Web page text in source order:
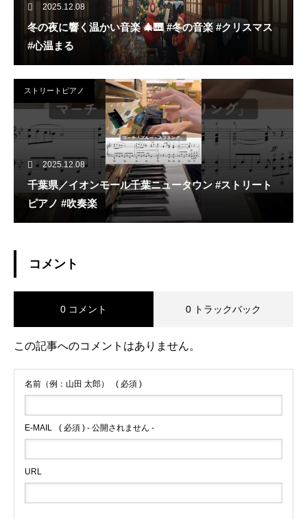
2025.12.08
冬の夜に響く温かい音楽 🎄🎹 #冬の音楽 #クリスマス
#心温まる
ストリートピアノ
2025.12.08
千葉県／イオンモール千葉ニュータウン #ストリート
ピアノ #吹奏楽
コメント
0 コメント 0 トラックバック
この記事へのコメントはありません。
名前（例：山田 太郎） ( 必須 )
E-MAIL ( 必須 ) - 公開されません -
URL